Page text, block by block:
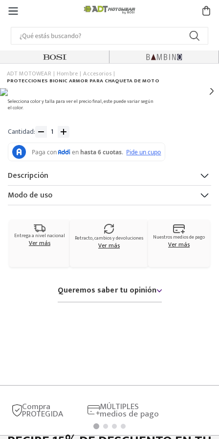
ADT MOTOWEAR Hombre Accesorios
PROTECCIONES BIONIC ARMOR PARA CHAQUETA DE MOTO
Selecciona color y talla para ver el precio final, este puede variar según
el color.
Cantidad
Descripción
Modo de uso
Entrega a nivel nacional
Ver más Retracto, cambios y devoluciones
Ver más
Nuestros medios de pago
Ver más
Queremos saber tu opinión
Compra
PROTEGIDA
MÚLTIPLES
medios de pago